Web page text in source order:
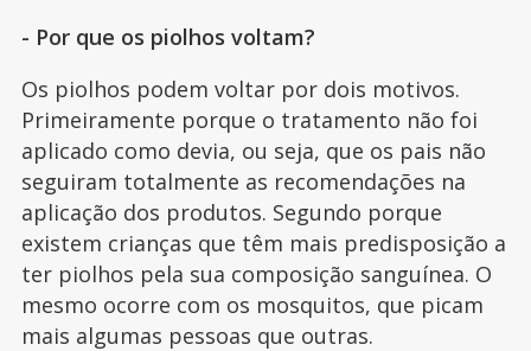
- Por que os piolhos voltam?
Os piolhos podem voltar por dois motivos.
Primeiramente porque o tratamento não foi
aplicado como devia, ou seja, que os pais não
seguiram totalmente as recomendações na
aplicação dos produtos. Segundo porque
existem crianças que têm mais predisposição a
ter piolhos pela sua composição sanguínea. O
mesmo ocorre com os mosquitos, que picam
mais algumas pessoas que outras.